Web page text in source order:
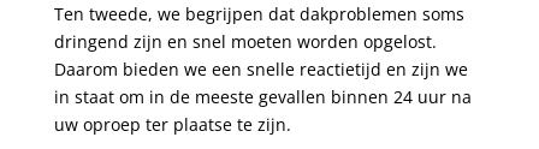
Ten tweede, we begrijpen dat dakproblemen soms
dringend zijn en snel moeten worden opgelost.
Daarom bieden we een snelle reactietijd en zijn we
in staat om in de meeste gevallen binnen 24 uur na
uw oproep ter plaatse te zijn.